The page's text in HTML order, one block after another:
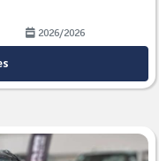
2026/2026